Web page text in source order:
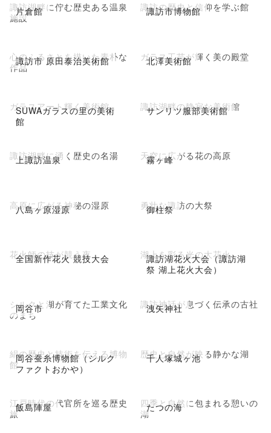
片倉館
諏訪湖畔に佇む歴史ある温泉
施設
諏訪市博物館
諏訪の歴史と信仰を学ぶ館
諏訪市 原田泰治美術館
心のふるさとを描いた素朴な
作品
北澤美術館
ガラス工芸が輝く美の殿堂
SUWAガラスの里の美術
館
ガラスアート輝く美術館 サンリツ服部美術館
諏訪湖畔の静寂な美術館
上諏訪温泉
諏訪湖畔に湧く歴史の名湯 霧ヶ峰
天空に広がる花の高原
八島ヶ原湿原
高原に広がる神秘の湿原 御柱祭
勇壮な諏訪の大祭
全国新作花火 競技大会
花火師の技が競う夜
諏訪湖花火大会（諏訪湖
祭 湖上花火大会）
湖上を彩る光の大花火
岡谷市
シルクと湖が育てた工業文化
のまち
洩矢神社
諏訪神話が息づく伝承の古社
岡谷蚕糸博物館（シルク
ファクトおかや）
絹の歴史と技術を伝える博物
館
千人塚城ヶ池
歴史と自然が映る静かな湖
飯島陣屋
江戸時代の代官所を巡る歴史
旅
たつの海
四季と自然に包まれる憩いの
湖